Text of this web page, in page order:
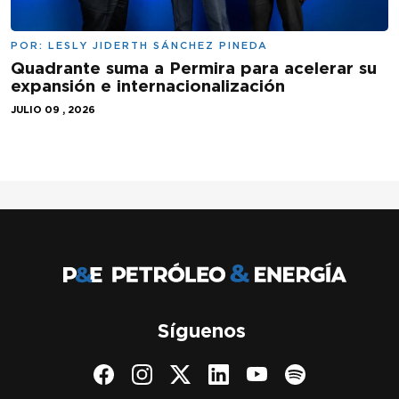
POR: LESLY JIDERTH SÁNCHEZ PINEDA
Quadrante suma a Permira para acelerar su
expansión e internacionalización
JULIO 09 , 2026
Síguenos